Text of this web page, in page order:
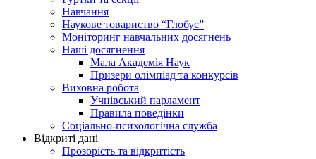
Навчання
Наукове товариство “Глобус”
Моніторинг навчальних досягнень
Наші досягнення
Мала Академія Наук
Призери олімпіад та конкурсів
Виховна робота
Учнівський парламент
Правила поведінки
Соціально-психологічна служба
Відкриті дані
Прозорість та відкритість